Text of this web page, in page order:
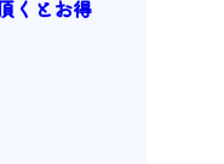
くとお得